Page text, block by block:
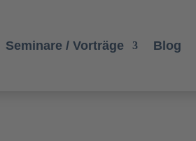
Seminare / Vorträge Blog